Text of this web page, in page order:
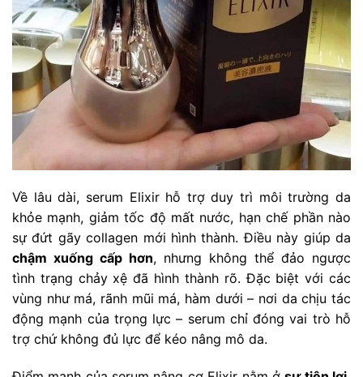
Về lâu dài, serum Elixir hỗ trợ duy trì môi trường da
khỏe mạnh, giảm tốc độ mất nước, hạn chế phần nào
sự đứt gãy collagen mới hình thành. Điều này giúp da
chậm xuống cấp hơn, nhưng không thể đảo ngược
tình trạng chảy xệ đã hình thành rõ. Đặc biệt với các
vùng như má, rãnh mũi má, hàm dưới – nơi da chịu tác
động mạnh của trọng lực – serum chỉ đóng vai trò hỗ
trợ chứ không đủ lực để kéo nâng mô da.